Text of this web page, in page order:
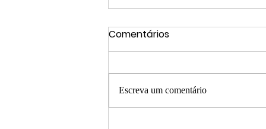
Comentários
Escreva um comentário